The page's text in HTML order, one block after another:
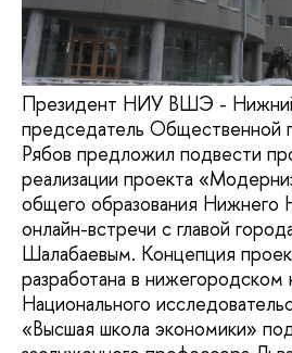
Президент НИУ ВШЭ -
председатель Общественной
Рябов предложил подвести
реализации проекта
общего образования Нижнего
онлайн-встречи с главой
Шалабаевым. Концепция
разработана в нижегородском
Национального
«Высшая школа экономики»